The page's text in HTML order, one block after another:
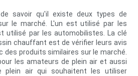
savoir qu'il existe deux types de
le marché. L'un est utilisé par les
utilisé par les automobilistes. La clé
chauffant est de vérifier leurs avis
des produits similaires sur le marché.
les amateurs de plein air et aussi
plein air qui souhaitent les utiliser